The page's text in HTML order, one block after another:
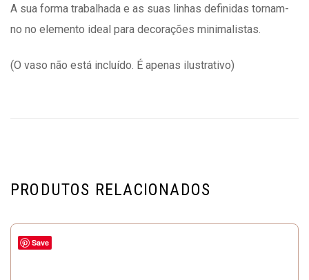
A sua forma trabalhada e as suas linhas definidas tornam-
no no elemento ideal para decorações minimalistas.
(O vaso não está incluído. É apenas ilustrativo)
PRODUTOS RELACIONADOS
Save